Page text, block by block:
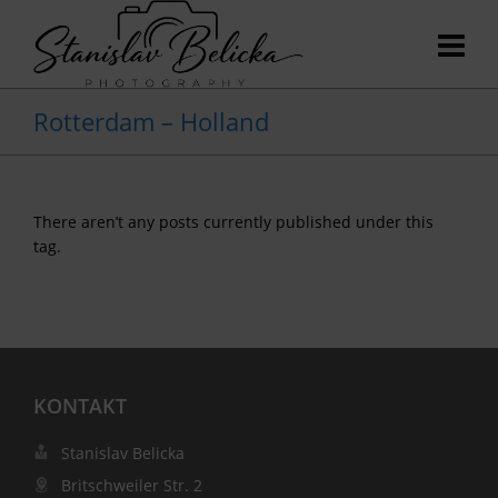
Rotterdam – Holland
There aren’t any posts currently published under this
tag.
KONTAKT
Stanislav Belicka
Britschweiler Str. 2